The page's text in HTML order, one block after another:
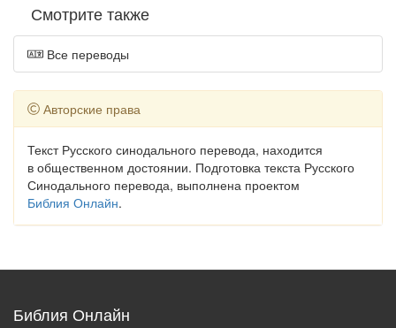
Смотрите также
Все переводы
Авторские права
Текст Русского синодального перевода, находится
в общественном достоянии. Подготовка текста Русского
Синодального перевода, выполнена проектом
Библия Онлайн.
Библия Онлайн